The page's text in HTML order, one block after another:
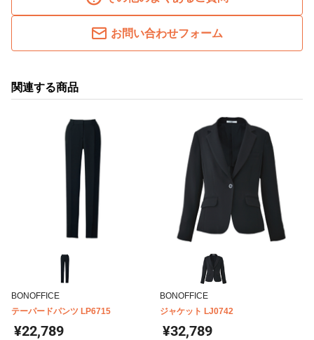
お問い合わせフォーム
関連する商品
BONOFFICE
テーパードパンツ LP6715
¥22,789
BONOFFICE
ジャケット LJ0742
¥32,789